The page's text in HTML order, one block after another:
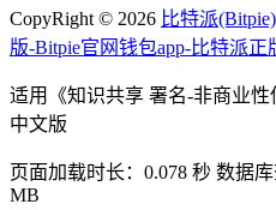
CopyRight © 2026 比特派
版-Bitpie官网钱包app-比特派
适用《知识共享 署名-非商业
中文版
页面加载时长：0.078 秒 数据
MB